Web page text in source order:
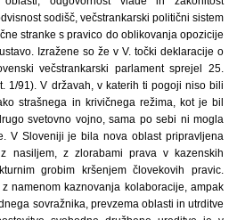
sodišč, večstrankarski politični sistem
stranke s pravico do oblikovanja opozicije
Izražene so že v V. točki deklaracije o
večstrankarski parlament sprejel 25.
1/91). V državah, v katerih ti pogoji niso bili
strašnega in krivičnega režima, kot je bil
svetovno vojno, sama po sebi ni mogla
V Sloveniji je bila nova oblast pripravljena
nasiljem, z zlorabami prava v kazenskih
grobim kršenjem človekovih pravic.
namenom kaznovanja kolaboracije, ampak
sovražnika, prevzema oblasti in utrditve